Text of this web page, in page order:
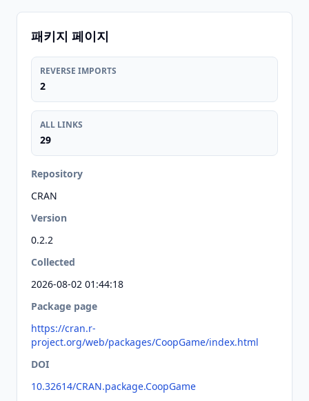
패키지 페이지
REVERSE IMPORTS
2
ALL LINKS
29
Repository
CRAN
Version
0.2.2
Collected
2026-08-02 01:44:18
Package page
https://cran.r-
project.org/web/packages/CoopGame/index.html
DOI
10.32614/CRAN.package.CoopGame